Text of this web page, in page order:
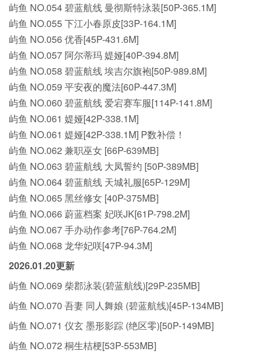
屿鱼 NO.054 碧蓝航线 曼彻斯特泳装[50P-365.1M]
屿鱼 NO.055 下江小春原皮[33P-164.1M]
屿鱼 NO.056 优香[45P-431.6M]
屿鱼 NO.057 阿尔蒂玛 媞娅[40P-394.8M]
屿鱼 NO.058 碧蓝航线 埃吉尔旗袍[50P-989.8M]
屿鱼 NO.059 平安夜的魔法[60P-447.3M]
屿鱼 NO.060 碧蓝航线 爱宕赛车服[114P-141.8M]
屿鱼 NO.061 媞娅[42P-338.1M]
屿鱼 NO.061 媞娅[42P-338.1M] P数补偿！
屿鱼 NO.062 兼职巫女 [66P-639MB]
屿鱼 NO.063 碧蓝航线 大凤誓约 [50P-389MB]
屿鱼 NO.064 碧蓝航线 天城礼服[65P-129M]
屿鱼 NO.065 黑丝修女 [40P-375MB]
屿鱼 NO.066 蔚蓝档案 妃咲JK[61P-798.2M]
屿鱼 NO.067 手办动作参考[76P-764.2M]
屿鱼 NO.068 龙华妃咲[47P-94.3M]
2026.01.20更新
屿鱼 NO.069 柴郡泳装(碧蓝航线)[29P-235MB]
屿鱼 NO.070 吾妻 同人舞娘 (碧蓝航线)[45P-134MB]
屿鱼 NO.071 仪玄 墨形影踪 (绝区零)[50P-149MB]
屿鱼 NO.072 桐生桔梗[53P-553MB]